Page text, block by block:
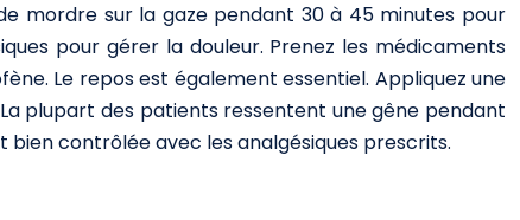
mordre sur la gaze pendant 30 à 45 minutes pour
pour gérer la douleur. Prenez les médicaments
Le repos est également essentiel. Appliquez une
plupart des patients ressentent une gêne pendant
bien contrôlée avec les analgésiques prescrits.